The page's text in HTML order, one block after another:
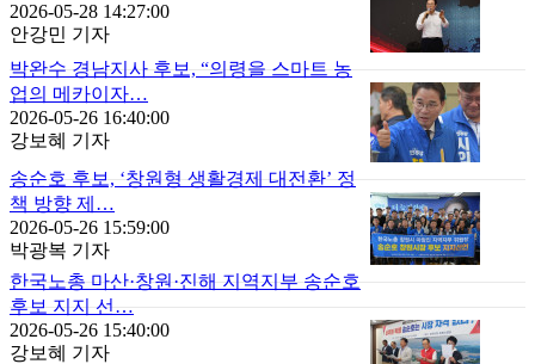
2026-05-28 14:27:00
안강민 기자
박완수 경남지사 후보, “의령을 스마트 농
업의 메카이자…
2026-05-26 16:40:00
강보혜 기자
송순호 후보, ‘창원형 생활경제 대전환’ 정
책 방향 제…
2026-05-26 15:59:00
박광복 기자
한국노총 마산·창원·진해 지역지부 송순호
후보 지지 선…
2026-05-26 15:40:00
강보혜 기자